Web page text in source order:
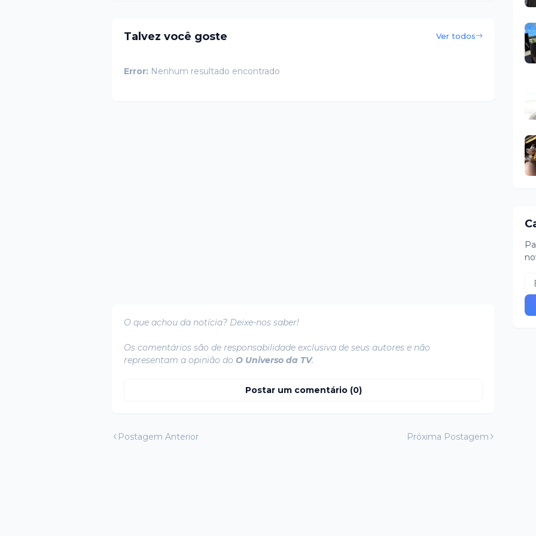
Talvez você goste Ver todos
Error: Nenhum resultado encontrado
O que achou da notícia? Deixe-nos saber!
Os comentários são de responsabilidade exclusiva de seus autores e não
representam a opinião do O Universo da TV.
Postar um comentário (0)
Postagem Anterior Próxima Postagem